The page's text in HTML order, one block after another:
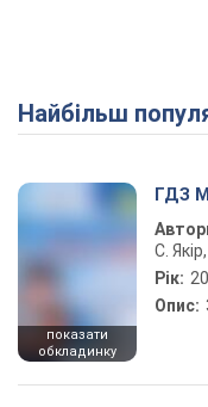
Найбільш
показати
обкладинку
ГДЗ
С.
Рік:
Опис: